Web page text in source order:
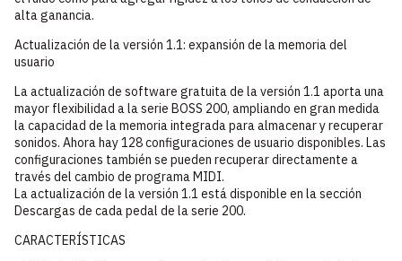
alta ganancia.
Actualización de la versión 1.1: expansión de la memoria del
usuario
La actualización de software gratuita de la versión 1.1 aporta una
mayor flexibilidad a la serie BOSS 200, ampliando en gran medida
la capacidad de la memoria integrada para almacenar y recuperar
sonidos. Ahora hay 128 configuraciones de usuario disponibles. Las
configuraciones también se pueden recuperar directamente a
través del cambio de programa MIDI.
La actualización de la versión 1.1 está disponible en la sección
Descargas de cada pedal de la serie 200.
CARACTERÍSTICAS